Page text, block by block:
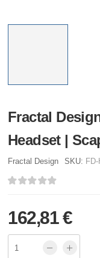
Fractal
Headset |
Fractal Design SKU:
162,81 €